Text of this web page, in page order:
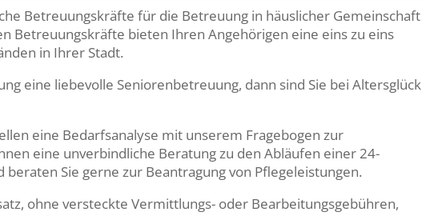
Betreuungskräfte für die Betreuung in häuslicher Gemeinschaft
Betreuungskräfte bieten Ihren Angehörigen eine eins zu eins
in Ihrer Stadt.
eine liebevolle Seniorenbetreuung, dann sind Sie bei Altersglück
eine Bedarfsanalyse mit unserem Fragebogen zur
eine unverbindliche Beratung zu den Abläufen einer 24-
Sie gerne zur Beantragung von Pflegeleistungen.
ohne versteckte Vermittlungs- oder Bearbeitungsgebühren,